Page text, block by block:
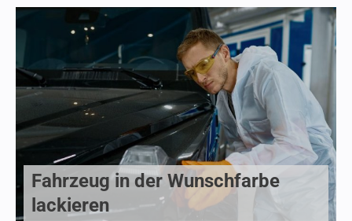
Fahrzeug in der Wunschfarbe
lackieren